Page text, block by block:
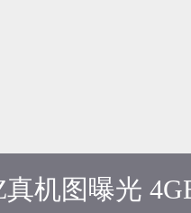
机图曝光